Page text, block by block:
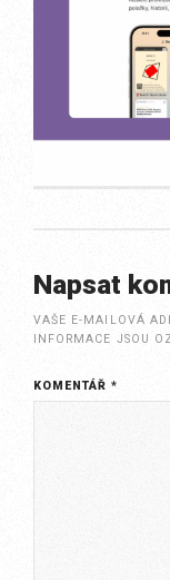
Napsat
VAŠE E-MAILOVÁ
INFORMACE JSOU
KOMENTÁŘ*